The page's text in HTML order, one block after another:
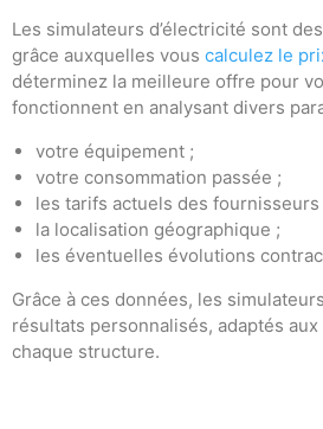
Les simulateurs d’électricité sont
grâce auxquelles vous calculez le
déterminez la meilleure offre pour
fonctionnent en analysant divers
votre équipement ;
votre consommation passée ;
les tarifs actuels des fournisseurs
la localisation géographique ;
les éventuelles évolutions
Grâce à ces données, les
résultats personnalisés, adaptés
chaque structure.